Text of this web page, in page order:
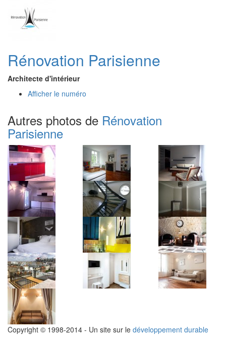
Rénovation Parisienne
Architecte d'intérieur
Afficher le numéro
Autres photos de Rénovation
Parisienne
Copyright © 1998-2014 - Un site sur le développement durable